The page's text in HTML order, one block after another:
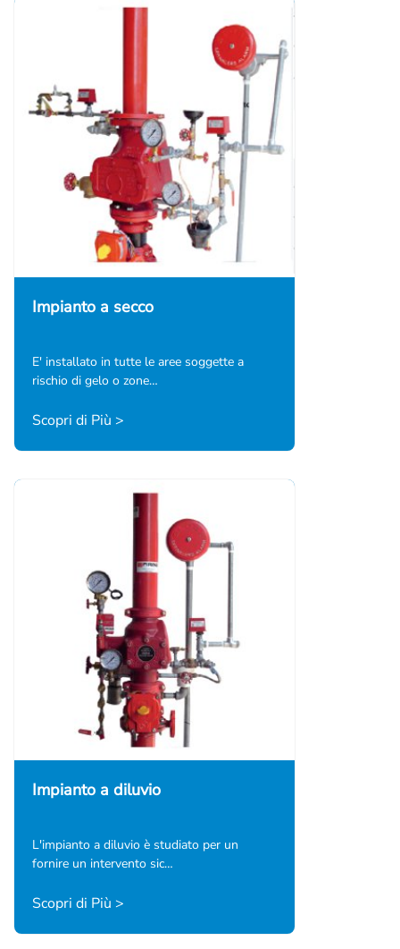
Impianto a secco
E' installato in tutte le aree soggette a
rischio di gelo o zone…
Scopri di Più >
Impianto a diluvio
L'impianto a diluvio è studiato per un
fornire un intervento sic…
Scopri di Più >